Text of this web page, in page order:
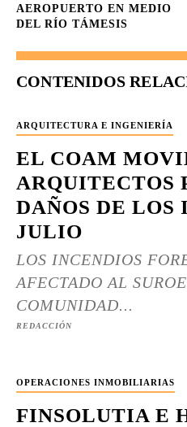
AEROPUERTO EN MEDIO
DEL RÍO TÁMESIS
CONTENIDOS
ARQUITECTURA E INGENIERÍA
EL COAM
ARQUITECTOS
DAÑOS DE LOS
JULIO
LOS INCENDIOS
AFECTADO AL
COMUNIDAD...
REDACCIÓN
OPERACIONES INMOBILIARIAS
FINSOLUTIA E